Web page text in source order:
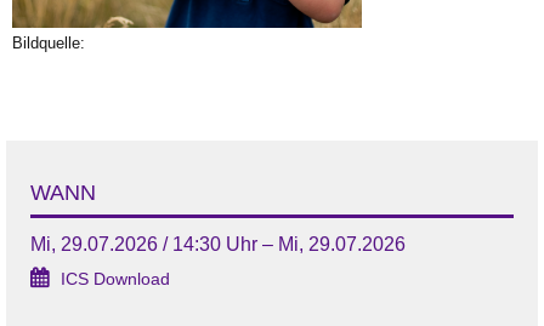
Bildquelle:
WANN
Mi, 29.07.2026 / 14:30 Uhr – Mi, 29.07.2026
ICS Download